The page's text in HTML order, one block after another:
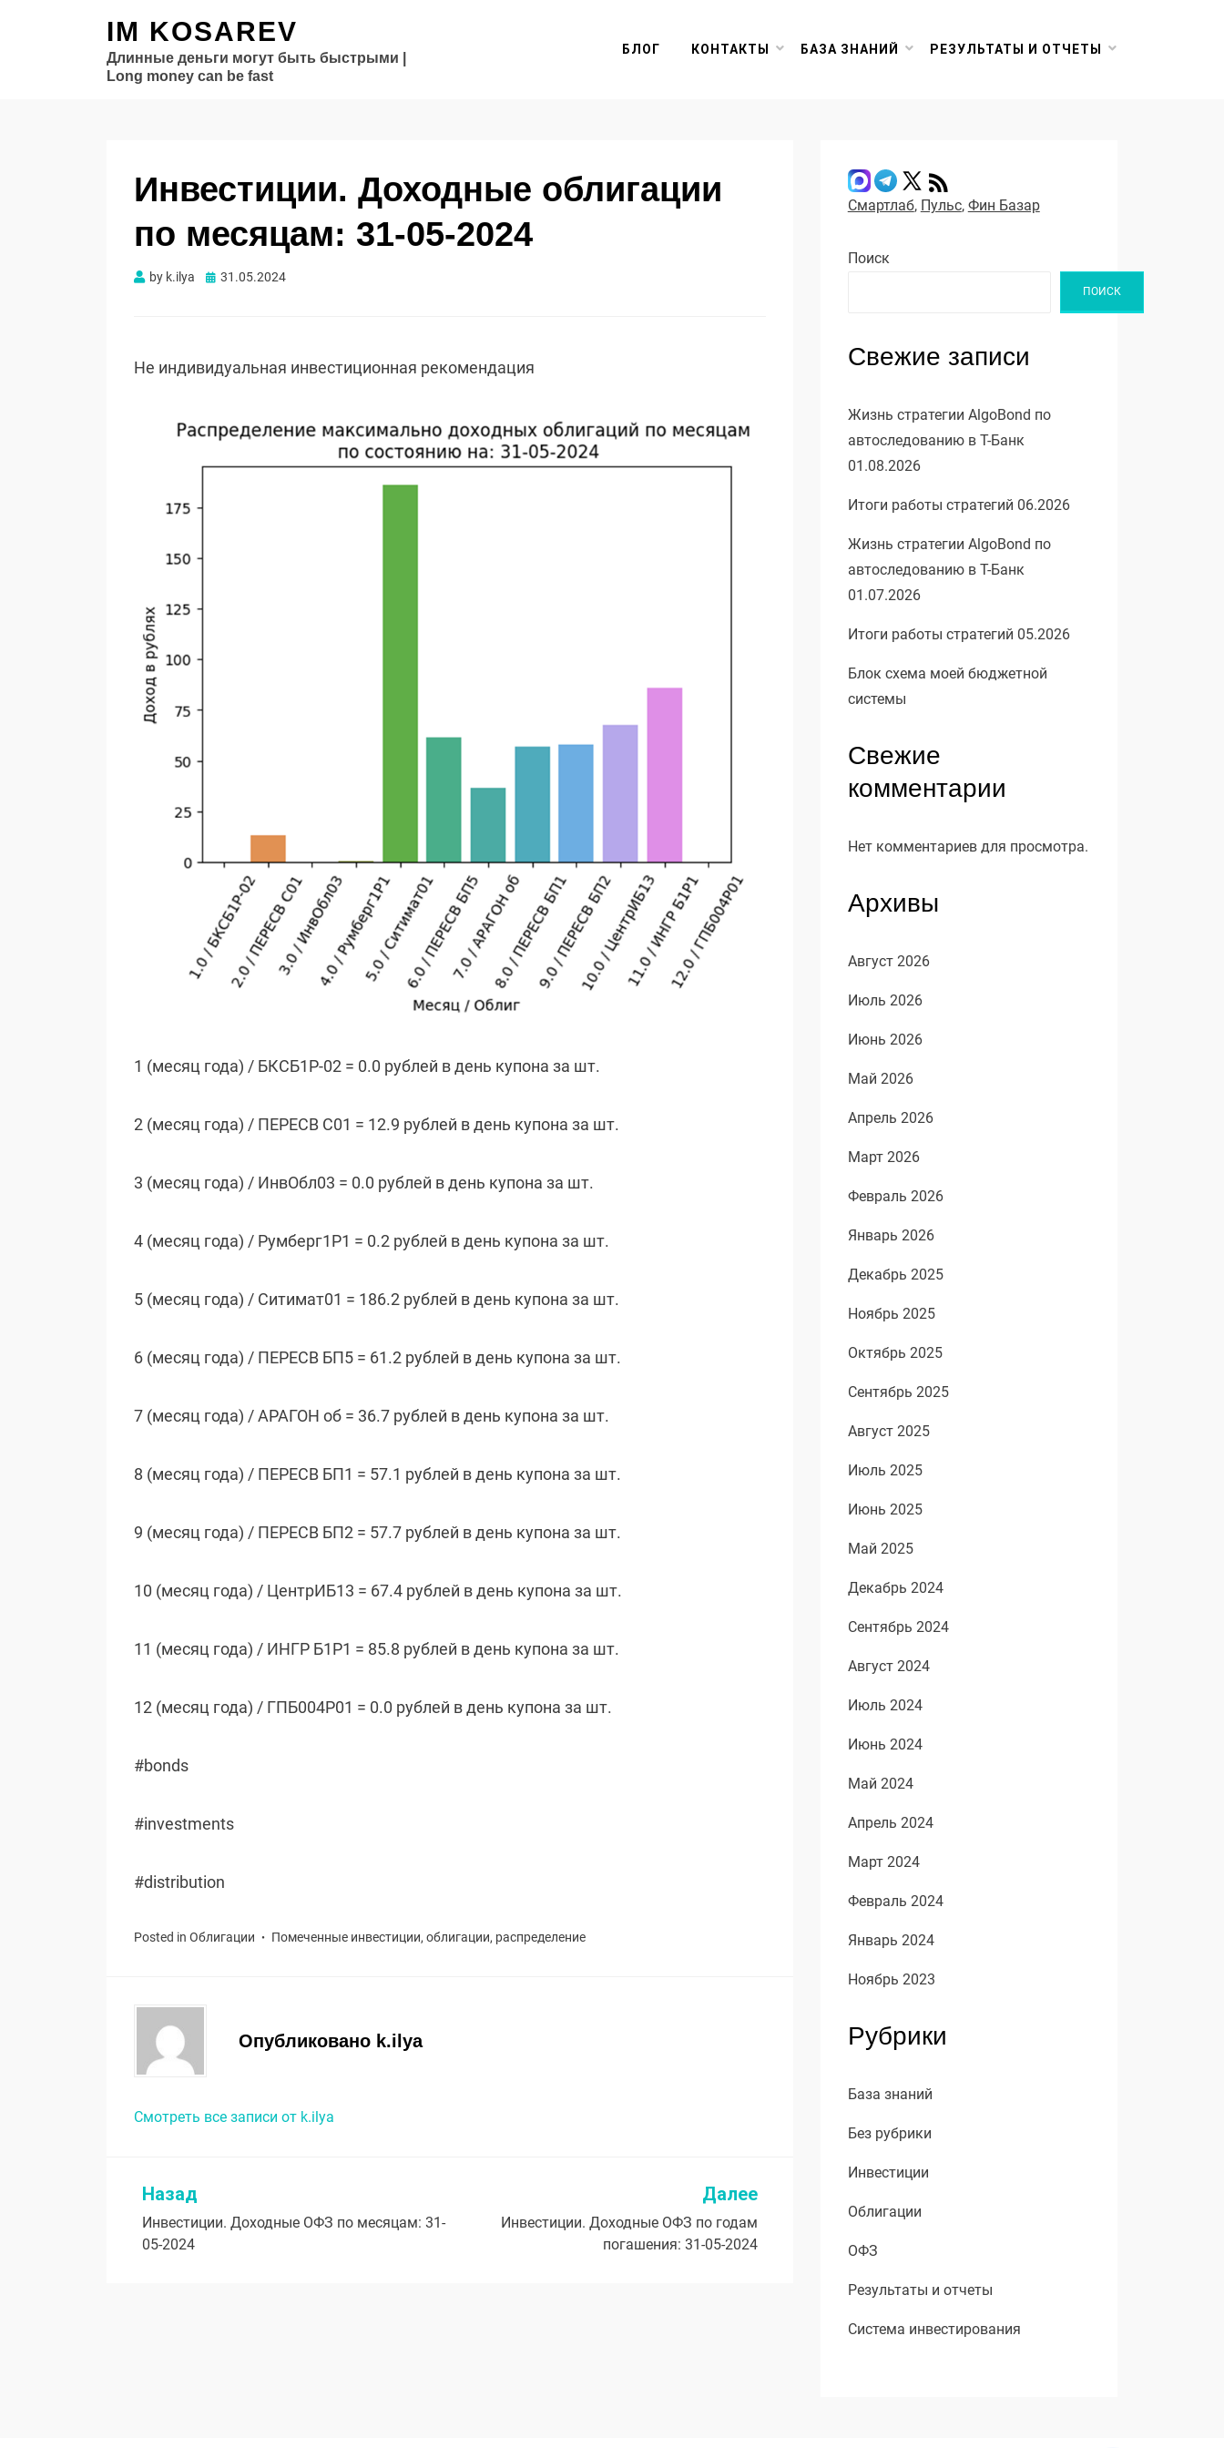
IM KOSAREV
Длинные деньги могут быть быстрыми |
Long money can be fast
БЛОГ КОНТАКТЫ БАЗА ЗНАНИЙ РЕЗУЛЬТАТЫ И ОТЧЕТЫ
Инвестиции. Доходные облигации
по месяцам: 31-05-2024
by k.ilya Опубликовано
31.05.2024
Не индивидуальная инвестиционная рекомендация
1 (месяц года) / БКСБ1Р-02 = 0.0 рублей в день купона за шт.
2 (месяц года) / ПЕРЕСВ С01 = 12.9 рублей в день купона за шт.
3 (месяц года) / ИнвОбл03 = 0.0 рублей в день купона за шт.
4 (месяц года) / Румберг1P1 = 0.2 рублей в день купона за шт.
5 (месяц года) / Ситимат01 = 186.2 рублей в день купона за шт.
6 (месяц года) / ПЕРЕСВ БП5 = 61.2 рублей в день купона за шт.
7 (месяц года) / АРАГОН об = 36.7 рублей в день купона за шт.
8 (месяц года) / ПЕРЕСВ БП1 = 57.1 рублей в день купона за шт.
9 (месяц года) / ПЕРЕСВ БП2 = 57.7 рублей в день купона за шт.
10 (месяц года) / ЦентрИБ13 = 67.4 рублей в день купона за шт.
11 (месяц года) / ИНГР Б1P1 = 85.8 рублей в день купона за шт.
12 (месяц года) / ГПБ004Р01 = 0.0 рублей в день купона за шт.
#bonds
#investments
#distribution
Posted in Облигации Помеченные инвестиции, облигации, распределение
Опубликовано k.ilya
Смотреть все записи от k.ilya
Навигация
по
Назад
Инвестиции. Доходные ОФЗ по месяцам: 31-
05-2024
Далее
Инвестиции. Доходные ОФЗ по годам
погашения: 31-05-2024
Смартлаб, Пульс, Фин Базар
Поиск
ПОИСК
Свежие записи
Жизнь стратегии AlgoBond по
автоследованию в Т-Банк
01.08.2026
Итоги работы стратегий 06.2026
Жизнь стратегии AlgoBond по
автоследованию в Т-Банк
01.07.2026
Итоги работы стратегий 05.2026
Блок схема моей бюджетной
системы
Свежие
комментарии
Нет комментариев для просмотра.
Архивы
Август 2026
Июль 2026
Июнь 2026
Май 2026
Апрель 2026
Март 2026
Февраль 2026
Январь 2026
Декабрь 2025
Ноябрь 2025
Октябрь 2025
Сентябрь 2025
Август 2025
Июль 2025
Июнь 2025
Май 2025
Декабрь 2024
Сентябрь 2024
Август 2024
Июль 2024
Июнь 2024
Май 2024
Апрель 2024
Март 2024
Февраль 2024
Январь 2024
Ноябрь 2023
Рубрики
База знаний
Без рубрики
Инвестиции
Облигации
ОФЗ
Результаты и отчеты
Система инвестирования